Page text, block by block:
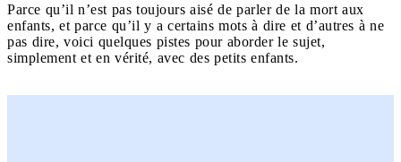
Parce qu’il n’est pas toujours aisé de parler de la mort aux
enfants, et parce qu’il y a certains mots à dire et d’autres à ne
pas dire, voici quelques pistes pour aborder le sujet,
simplement et en vérité, avec des petits enfants.